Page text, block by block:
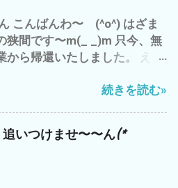
04, 2023 って ことね^^; や
農は、 土作り ３年 技術・経
くらいか？ １０年か？ 数値
、 効率ばかりでは、 人生 豊
・・・ だと^^; 追伸 今、フト
です が、 嫌なことを、嫌な気
と ＝ イヤイヤながら 仕方
第一弾 梅干し ミナミヌマ
メス 捕獲^^; シルバーさん
了＼(^o^)／ 明日もまた、シ
ス検診 完了＼(^o^)／ ってな
け 30℃超え(*´ω｀*) 熱中症
て、 自然農を楽しみましょ
こんばんわ〜 (^o^) はざま
狭間です〜m(_ _)m 只今、無
から帰還いたしました。 え〜
猛暑 で、 午後から 嵐のよ
でした が、 今日の夕立は、
本離れした夕立？ 雨 雨雲
続きを読む»
いつけませ〜〜ん(*